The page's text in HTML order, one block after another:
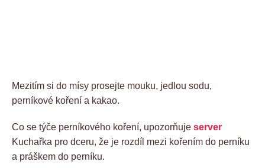
Mezitím si do mísy prosejte mouku, jedlou sodu,
perníkové koření a kakao.
Co se týče perníkového koření, upozorňuje server
Kuchařka pro dceru, že je rozdíl mezi kořením do perníku
a práškem do perníku.